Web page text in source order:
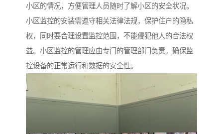
小区的情况，方便管理人员随时了解小区的安全状况。
小区监控的安装需遵守相关法律法规，保护住户的隐私
权，同时要合理设置监控范围，不能侵犯他人的合法权
益。小区监控的管理应由专门的管理部门负责，确保监
控设备的正常运行和数据的安全性。